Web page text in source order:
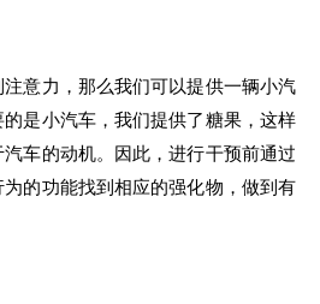
意力，那么我们可以提供一辆小汽
是小汽车，我们提供了糖果，这样
车的动机。因此，进行干预前通过
的功能找到相应的强化物，做到有